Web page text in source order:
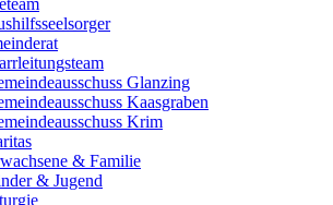
Glanzing
Kaasgraben
Krim
& Familie
& Jugend